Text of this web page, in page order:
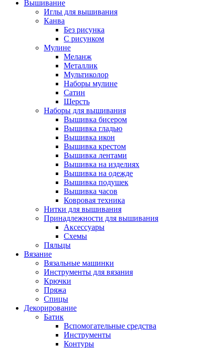
Вышивание
Иглы для вышивания
Канва
Без рисунка
С рисунком
Мулине
Меланж
Металлик
Мультиколор
Наборы мулине
Сатин
Шерсть
Наборы для вышивания
Вышивка бисером
Вышивка гладью
Вышивка икон
Вышивка крестом
Вышивка лентами
Вышивка на изделиях
Вышивка на одежде
Вышивка подушек
Вышивка часов
Ковровая техника
Нитки для вышивания
Принадлежности для вышивания
Аксессуары
Схемы
Пяльцы
Вязание
Вязальные машинки
Инструменты для вязания
Крючки
Пряжа
Спицы
Декорирование
Батик
Вспомогательные средства
Инструменты
Контуры